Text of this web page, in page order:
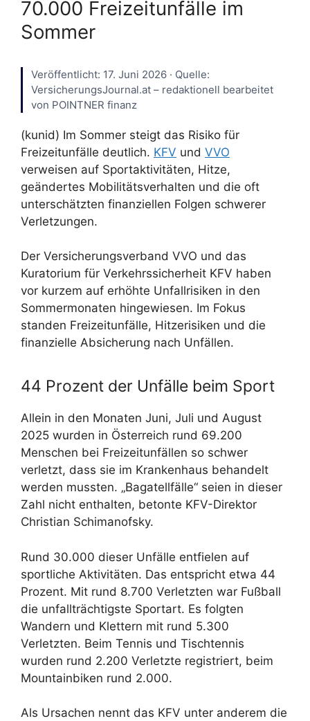
70.000 Freizeitunfälle im
Sommer
Veröffentlicht: 17. Juni 2026 · Quelle:
VersicherungsJournal.at – redaktionell bearbeitet
von POINTNER finanz
(kunid) Im Sommer steigt das Risiko für
Freizeitunfälle deutlich. KFV und VVO
verweisen auf Sportaktivitäten, Hitze,
geändertes Mobilitätsverhalten und die oft
unterschätzten finanziellen Folgen schwerer
Verletzungen.
Der Versicherungsverband VVO und das
Kuratorium für Verkehrssicherheit KFV haben
vor kurzem auf erhöhte Unfallrisiken in den
Sommermonaten hingewiesen. Im Fokus
standen Freizeitunfälle, Hitzerisiken und die
finanzielle Absicherung nach Unfällen.
44 Prozent der Unfälle beim Sport
Allein in den Monaten Juni, Juli und August
2025 wurden in Österreich rund 69.200
Menschen bei Freizeitunfällen so schwer
verletzt, dass sie im Krankenhaus behandelt
werden mussten. „Bagatellfälle“ seien in dieser
Zahl nicht enthalten, betonte KFV-Direktor
Christian Schimanofsky.
Rund 30.000 dieser Unfälle entfielen auf
sportliche Aktivitäten. Das entspricht etwa 44
Prozent. Mit rund 8.700 Verletzten war Fußball
die unfallträchtigste Sportart. Es folgten
Wandern und Klettern mit rund 5.300
Verletzten. Beim Tennis und Tischtennis
wurden rund 2.200 Verletzte registriert, beim
Mountainbiken rund 2.000.
Als Ursachen nennt das KFV unter anderem die